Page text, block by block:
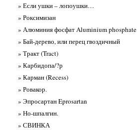
» Если ушки – лопоушки…
» Роксимизан
» Алюминия фосфат Aluminium phosphate
» Бай-дерево, или перец гвоздичный
» Тракт (Tract)
» Карбидопа/?р
» Карман (Recess)
» Ровакор.
» Эпросартан Eprosartan
» Но-шпалгин.
» СВИНКА